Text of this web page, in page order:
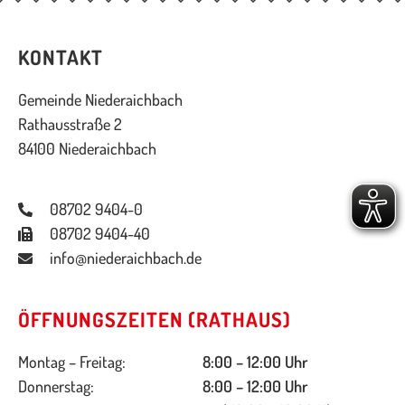
KONTAKT
Gemeinde Niederaichbach
Rathausstraße 2
84100 Niederaichbach
08702 9404-0
08702 9404-40
info@niederaichbach.de
ÖFFNUNGSZEITEN (RATHAUS)
Montag – Freitag:
8:00 – 12:00 Uhr
Donnerstag:
8:00 – 12:00 Uhr